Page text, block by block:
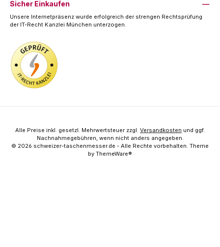
Sicher Einkaufen
Unsere Internetpräsenz wurde erfolgreich der strengen Rechtsprüfung
der IT-Recht Kanzlei München unterzogen.
Alle Preise inkl. gesetzl. Mehrwertsteuer zzgl. Versandkosten und ggf.
Nachnahmegebühren, wenn nicht anders angegeben.
© 2026 schweizer-taschenmesser.de - Alle Rechte vorbehalten. Theme
by ThemeWare®